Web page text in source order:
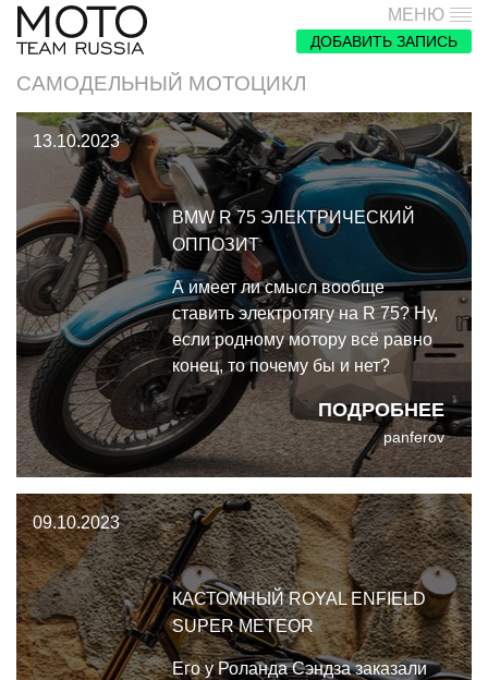
МЕНЮ
ДОБАВИТЬ ЗАПИСЬ
САМОДЕЛЬНЫЙ МОТОЦИКЛ
13.10.2023
BMW R 75 ЭЛЕКТРИЧЕСКИЙ
ОППОЗИТ
ПОДРОБНЕЕ
А имеет ли смысл вообще
ставить электротягу на R 75? Ну,
если родному мотору всё равно
конец, то почему бы и нет?
Правда, угробить старый
воздушный оппозит не так-то
просто.
panferov
09.10.2023
КАСТОМНЫЙ ROYAL ENFIELD
SUPER METEOR
Его у Роланда Сэндза заказали